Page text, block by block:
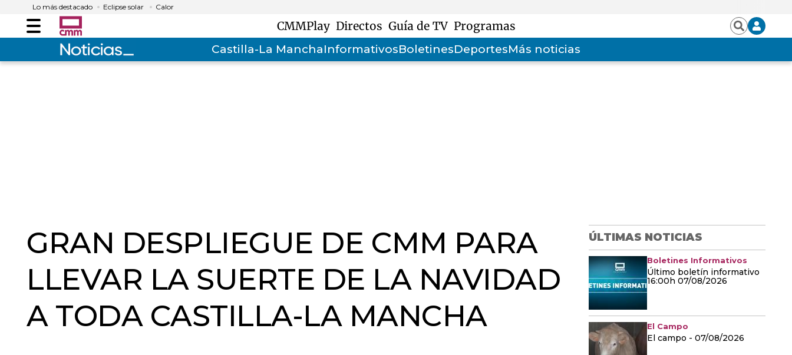
Lo más destacado Eclipse solar Calor
Menú CMMPlay Directos Guía de TV Programas BuscarIniciar
sesión
Castilla-La ManchaInformativosBoletinesDeportesMás noticias
GRAN DESPLIEGUE DE CMM PARA
LLEVAR LA SUERTE DE LA NAVIDAD
A TODA CASTILLA-LA MANCHA
ÚLTIMAS NOTICIAS
Boletines Informativos
Último boletín informativo
16:00h 07/08/2026
El Campo
El campo - 07/08/2026